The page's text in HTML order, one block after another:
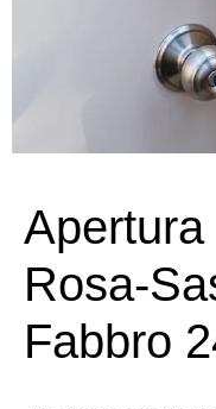
Rosa-
Fabbro